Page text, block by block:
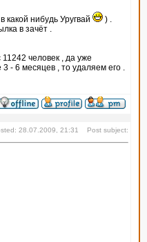
нибудь Уругвай
) .
в зачёт .
человек , да уже
- 6 месяцев , то удаляем его .
28.07.2009, 21:31 Post subject: